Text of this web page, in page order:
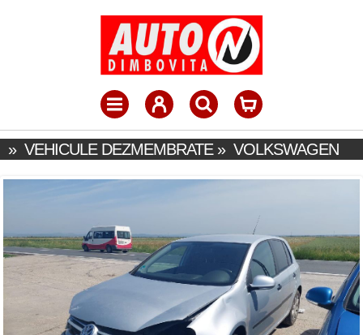
» VEHICULE DEZMEMBRATE» VOLKSWAGEN